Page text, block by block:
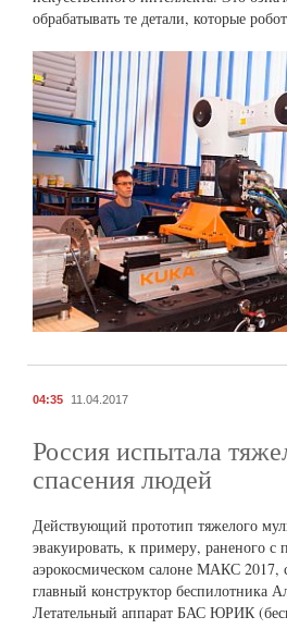
обрабатывать те детали, которые
04:35 11.04.2017
Россия испытала
спасения людей
Действующий прототип тяжелого
эвакуировать, к примеру, раненого с
аэрокосмическом салоне МАКС
главный конструктор беспилотника
Летательный аппарат БАС ЮРИК